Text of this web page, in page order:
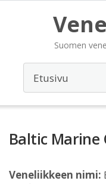
Suomen
Baltic Marine
Veneliikkeen nimi: